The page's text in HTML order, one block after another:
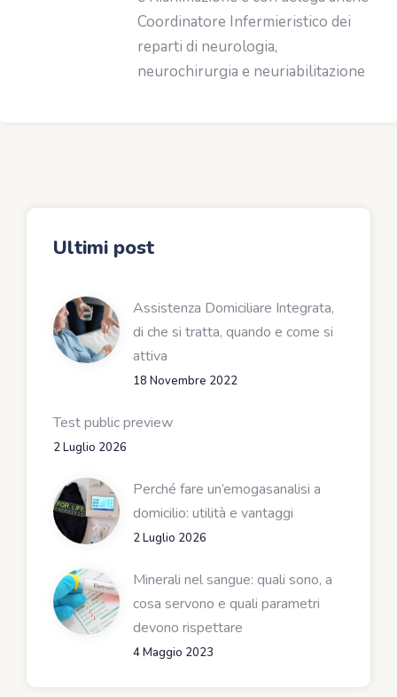
Coordinatore Infermieristico dei
reparti di neurologia,
neurochirurgia e neuriabilitazione
Ultimi post
Assistenza Domiciliare Integrata,
di che si tratta, quando e come si
attiva
18 Novembre 2022
Test public preview
2 Luglio 2026
Perché fare un’emogasanalisi a
domicilio: utilità e vantaggi
2 Luglio 2026
Minerali nel sangue: quali sono, a
cosa servono e quali parametri
devono rispettare
4 Maggio 2023